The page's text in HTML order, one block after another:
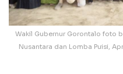
Wakil Gubernur Gorontalo foto
Nusantara dan Lomba Puisi,